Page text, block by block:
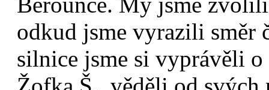
odkud jsme vyrazili směr
silnice jsme si vyprávěli